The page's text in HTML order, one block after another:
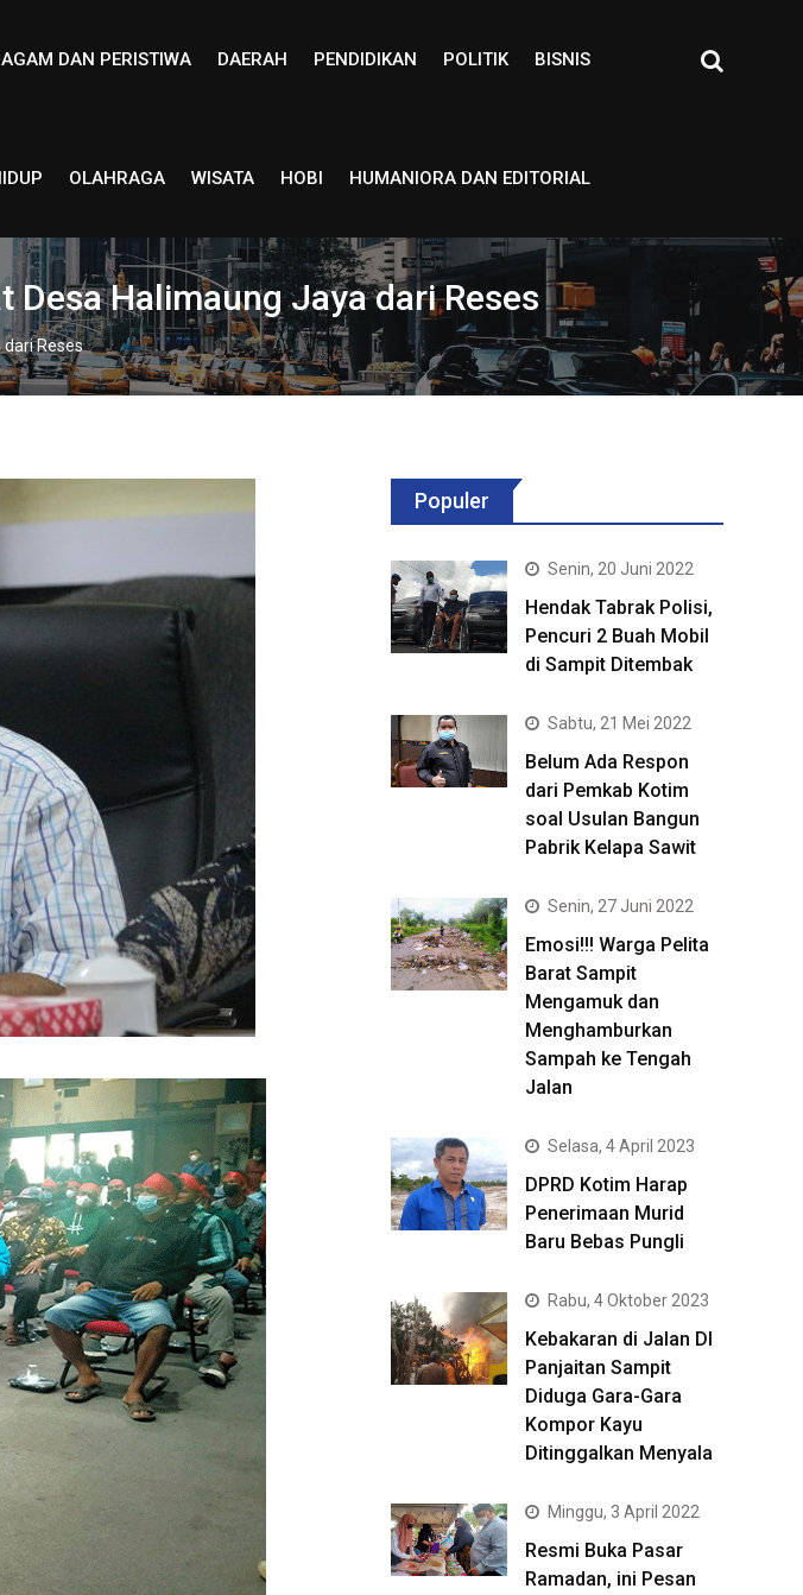
DAN PERISTIWA DAERAH PENDIDIKAN POLITIK BISNIS
OLAHRAGA WISATA HOBI HUMANIORA DAN EDITORIAL
Desa Halimaung Jaya dari Reses
Reses
Populer
Senin, 20 Juni 2022
Hendak Tabrak Polisi,
Pencuri 2 Buah Mobil
di Sampit Ditembak
Sabtu, 21 Mei 2022
Belum Ada Respon
dari Pemkab Kotim
soal Usulan Bangun
Pabrik Kelapa Sawit
Senin, 27 Juni 2022
Emosi!!! Warga Pelita
Barat Sampit
Mengamuk dan
Menghamburkan
Sampah ke Tengah
Jalan
Selasa, 4 April 2023
DPRD Kotim Harap
Penerimaan Murid
Baru Bebas Pungli
Rabu, 4 Oktober 2023
Kebakaran di Jalan DI
Panjaitan Sampit
Diduga Gara-Gara
Kompor Kayu
Ditinggalkan Menyala
Minggu, 3 April 2022
Resmi Buka Pasar
Ramadan, ini Pesan